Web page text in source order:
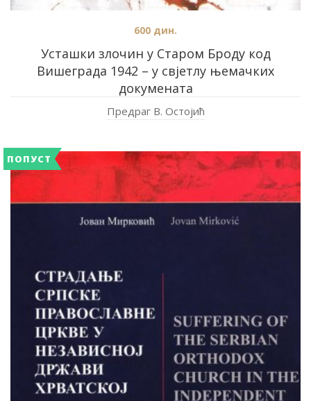
Усташки злочин у Старом Броду код
Вишеграда 1942 – у свјетлу њемачких
докумената
600 дин.
Предраг В. Остојић
ПОПУСТ